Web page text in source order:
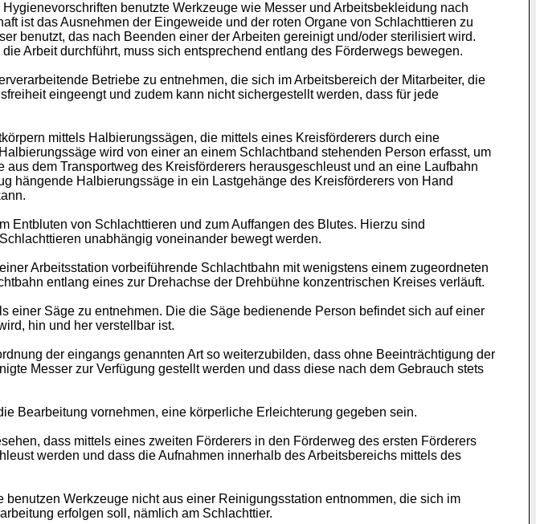
benutzte Werkzeuge wie Messer und Arbeitsbekleidung nach
ist das Ausnehmen der Eingeweide und der roten Organe von Schlachttieren zu
benutzt, das nach Beenden einer der Arbeiten gereinigt und/oder sterilisiert wird.
Arbeit durchführt, muss sich entsprechend entlang des Förderwegs bewegen.
Betriebe zu entnehmen, die sich im Arbeitsbereich der Mitarbeiter, die
eingeengt und zudem kann nicht sichergestellt werden, dass für jede
mittels Halbierungssägen, die mittels eines Kreisförderers durch eine
wird von einer an einem Schlachtband stehenden Person erfasst, um
dem Transportweg des Kreisförderers herausgeschleust und an eine Laufbahn
hängende Halbierungssäge in ein Lastgehänge des Kreisförderers von Hand
Entbluten von Schlachttieren und zum Auffangen des Blutes. Hierzu sind
unabhängig voneinander bewegt werden.
Arbeitsstation vorbeiführende Schlachtbahn mit wenigstens einem zugeordneten
entlang eines zur Drehachse der Drehbühne konzentrischen Kreises verläuft.
einer Säge zu entnehmen. Die die Säge bedienende Person befindet sich auf einer
hin und her verstellbar ist.
der eingangs genannten Art so weiterzubilden, dass ohne Beeinträchtigung der
Messer zur Verfügung gestellt werden und dass diese nach dem Gebrauch stets
Bearbeitung vornehmen, eine körperliche Erleichterung gegeben sein.
dass mittels eines zweiten Förderers in den Förderweg des ersten Förderers
werden und dass die Aufnahmen innerhalb des Arbeitsbereichs mittels des
Werkzeuge nicht aus einer Reinigungsstation entnommen, die sich im
erfolgen soll, nämlich am Schlachttier.